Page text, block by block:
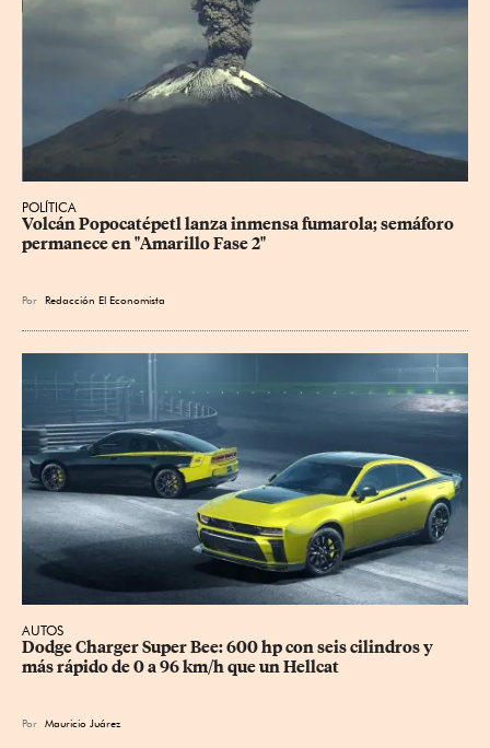
POLÍTICA
Volcán Popocatépetl lanza inmensa fumarola; semáforo
permanece en "Amarillo Fase 2"
Por Redacción El Economista
AUTOS
Dodge Charger Super Bee: 600 hp con seis cilindros y
más rápido de 0 a 96 km/h que un Hellcat
Por Mauricio Juárez